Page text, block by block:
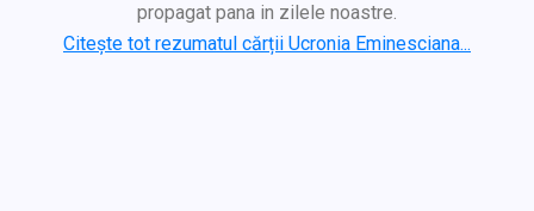
propagat pana in zilele noastre.
Citește tot rezumatul cărții Ucronia Eminesciana...